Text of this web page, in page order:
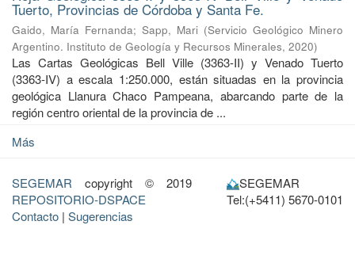
Tuerto, Provincias de Córdoba y Santa Fe.
Gaido, María Fernanda; Sapp, Mari (Servicio Geológico Minero
Argentino. Instituto de Geología y Recursos Minerales, 2020)
Las Cartas Geológicas Bell Ville (3363-II) y Venado Tuerto
(3363-IV) a escala 1:250.000, están situadas en la provincia
geológica Llanura Chaco Pampeana, abarcando parte de la
región centro oriental de la provincia de ...
Más
SEGEMAR copyright © 2019
REPOSITORIO-DSPACE
Contacto | Sugerencias
SEGEMAR
Tel:(+5411) 5670-0101